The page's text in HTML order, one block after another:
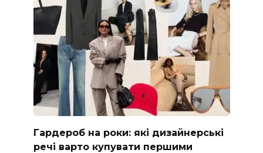
Гардероб на роки: які дизайнерські
речі варто купувати першими